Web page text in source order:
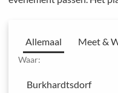
Allemaal Meet &
Waar: